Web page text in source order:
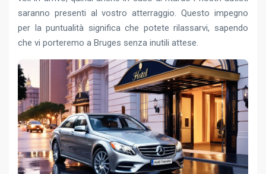
saranno presenti al vostro atterraggio. Questo impegno
per la puntualità significa che potete rilassarvi, sapendo
che vi porteremo a Bruges senza inutili attese.